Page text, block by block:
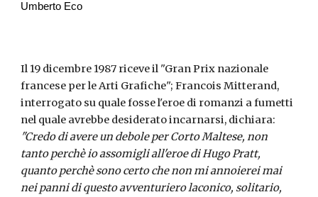
Umberto Eco
Il 19 dicembre 1987 riceve il "Gran Prix nazionale
francese per le Arti Grafiche"; Francois Mitterand,
interrogato su quale fosse l'eroe di romanzi a fumetti
"Credo di avere un debole per Corto Maltese, non
tanto perchè io assomigli all'eroe di Hugo Pratt,
quanto perchè sono certo che non mi annoierei mai
nei panni di questo avventuriero laconico, solitario,